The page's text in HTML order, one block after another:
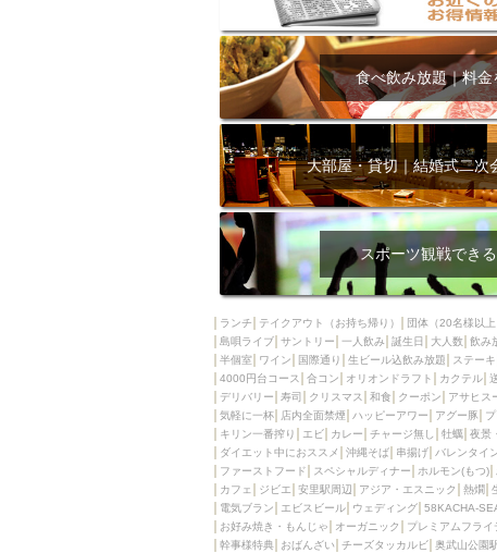
大部屋50名以上～
ハッピーアワー
飲み放題付きコース
キリン一番搾り
アレルギー対応可能
ダイエット中におス
ソファー
激辛料理
ファーストフード
スクリーン
スペ
カニ
カフェ
ホッピー
焼肉
マイク
サッポロ
市立病院前駅周辺
綺麗orお洒落なトイレ
クラフトビール
壺川駅周辺
秋限
ラクレット
赤嶺
食べ飲み放題｜料金
大部屋・貸切｜結婚式二次
スポーツ観戦できる
ランチ テイクアウト（お持ち帰り） 団体（20名様以上
島唄ライブ サントリー 一人飲み 誕生日 大人数 飲み
半個室
ワイン 国際通り 生ビール込飲み放題 ステーキ
4000円台コース
合コン オリオンドラフト カクテル
デリバリー
寿司 クリスマス 和食 クーポン アサヒス
気軽に一杯
店内全面禁煙 ハッピーアワー アグー豚
キリン一番搾り
エビ カレー チャージ無し 牡蠣 夜景
ダイエット中におススメ
沖縄そば 串揚げ バレンタイ
ファーストフード
スペシャルディナー ホルモン(もつ)
カフェ
ジビエ 安里駅周辺 アジア・エスニック 熱燗
電気ブラン
エビスビール ウェディング 58KACHA-
お好み焼き・もんじゃ
オーガニック プレミアムフライ
幹事様特典
おばんざい チーズタッカルビ 奥武山公園